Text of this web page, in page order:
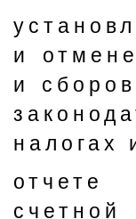
и
и
налогах